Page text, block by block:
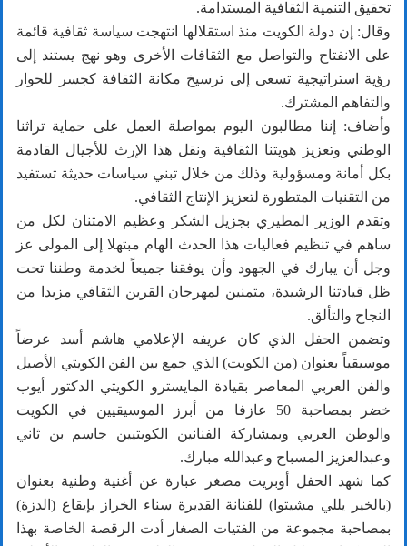
تحقيق التنمية الثقافية المستدامة.
وقال: إن دولة الكويت منذ استقلالها انتهجت سياسة ثقافية قائمة
على الانفتاح والتواصل مع الثقافات الأخرى وهو نهج يستند إلى
رؤية استراتيجية تسعى إلى ترسيخ مكانة الثقافة كجسر للحوار
والتفاهم المشترك.
وأضاف: إننا مطالبون اليوم بمواصلة العمل على حماية تراثنا
الوطني وتعزيز هويتنا الثقافية ونقل هذا الإرث للأجيال القادمة
بكل أمانة ومسؤولية وذلك من خلال تبني سياسات حديثة تستفيد
من التقنيات المتطورة لتعزيز الإنتاج الثقافي.
وتقدم الوزير المطيري بجزيل الشكر وعظيم الامتنان لكل من
ساهم في تنظيم فعاليات هذا الحدث الهام مبتهلا إلى المولى عز
وجل أن يبارك في الجهود وأن يوفقنا جميعاً لخدمة وطننا تحت
ظل قيادتنا الرشيدة، متمنين لمهرجان القرين الثقافي مزيدا من
النجاح والتألق.
وتضمن الحفل الذي كان عريفه الإعلامي هاشم أسد عرضاً
موسيقياً بعنوان (من الكويت) الذي جمع بين الفن الكويتي الأصيل
والفن العربي المعاصر بقيادة المايسترو الكويتي الدكتور أيوب
خضر بمصاحبة 50 عازفا من أبرز الموسيقيين في الكويت
والوطن العربي وبمشاركة الفنانين الكويتيين جاسم بن ثاني
وعبدالعزيز المسباح وعبدالله مبارك.
كما شهد الحفل أوبريت مصغر عبارة عن أغنية وطنية بعنوان
(بالخير يللي مشيتوا) للفنانة القديرة سناء الخراز بإيقاع (الدزة)
بمصاحبة مجموعة من الفتيات الصغار أدت الرقصة الخاصة بهذا